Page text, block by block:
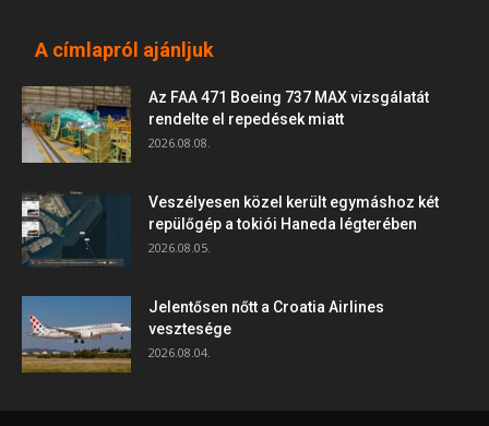
A címlapról ajánljuk
Az FAA 471 Boeing 737 MAX vizsgálatát
rendelte el repedések miatt
2026.08.08.
Veszélyesen közel került egymáshoz két
repülőgép a tokiói Haneda légterében
2026.08.05.
Jelentősen nőtt a Croatia Airlines
vesztesége
2026.08.04.